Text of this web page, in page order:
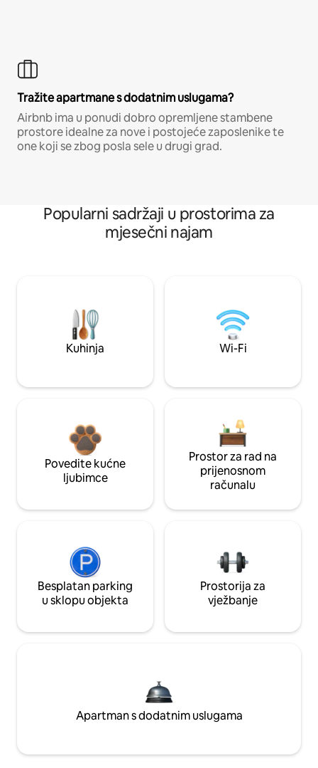
Tražite apartmane s dodatnim uslugama?
Airbnb ima u ponudi dobro opremljene stambene
prostore idealne za nove i postojeće zaposlenike te
one koji se zbog posla sele u drugi grad.
Popularni sadržaji u prostorima za
mjesečni najam
Kuhinja Wi-Fi
Povedite kućne
ljubimce
Prostor za rad na
prijenosnom
računalu
Besplatan parking
u sklopu objekta
Prostorija za
vježbanje
Apartman s dodatnim uslugama